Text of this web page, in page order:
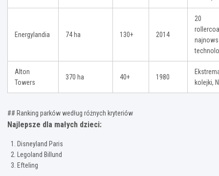
Energylandia 74 ha 130+ 2014
20
Alton
Towers
370 ha 40+ 1980
kolejki,
## Ranking parków według różnych kryteriów
Najlepsze dla małych dzieci:
Disneyland Paris
Legoland Billund
Efteling